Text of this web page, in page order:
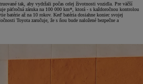
tak, aby vydržali počas celej životnosti vozidla. Pre väčší
päťročná záruka na 100 000 km*, ktorá - s každoročnou kontrolou
batérie až na 10 rokov. Keď batéria dosiahne koniec svojej
Toyota zaručuje, že s ňou bude naložené bezpečne a